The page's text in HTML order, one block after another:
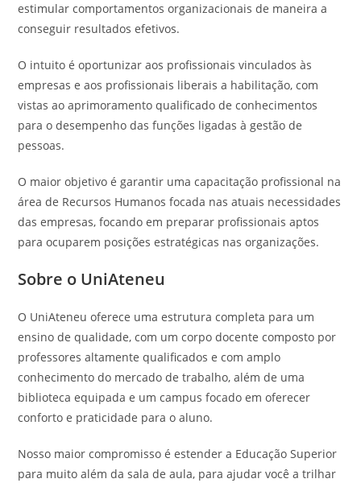
estimular comportamentos organizacionais de maneira a
conseguir resultados efetivos.
O intuito é oportunizar aos profissionais vinculados às
empresas e aos profissionais liberais a habilitação, com
vistas ao aprimoramento qualificado de conhecimentos
para o desempenho das funções ligadas à gestão de
pessoas.
O maior objetivo é garantir uma capacitação profissional na
área de Recursos Humanos focada nas atuais necessidades
das empresas, focando em preparar profissionais aptos
para ocuparem posições estratégicas nas organizações.
Sobre o UniAteneu
O UniAteneu oferece uma estrutura completa para um
ensino de qualidade, com um corpo docente composto por
professores altamente qualificados e com amplo
conhecimento do mercado de trabalho, além de uma
biblioteca equipada e um campus focado em oferecer
conforto e praticidade para o aluno.
Nosso maior compromisso é estender a Educação Superior
para muito além da sala de aula, para ajudar você a trilhar